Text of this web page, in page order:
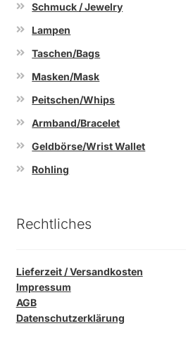
Schmuck / Jewelry
Lampen
Taschen/Bags
Masken/Mask
Peitschen/Whips
Armband/Bracelet
Geldbörse/Wrist Wallet
Rohling
Rechtliches
Lieferzeit / Versandkosten
Impressum
AGB
Datenschutzerklärung